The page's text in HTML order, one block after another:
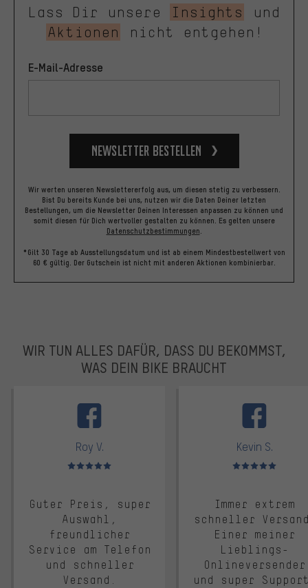
Lass Dir unsere Insights
und
Aktionen
nicht entgehen!
E-Mail-Adresse
Newsletter bestellen
Wir werten unseren Newslettererfolg aus, um diesen stetig zu verbessern.
Bist Du bereits Kunde bei uns, nutzen wir die Daten Deiner letzten
Bestellungen, um die Newsletter Deinen Interessen anpassen zu können und
somit diesen für Dich wertvoller gestalten zu können. Es gelten unsere
Datenschutzbestimmungen.
*Gilt 30 Tage ab Ausstellungsdatum und ist ab einem Mindestbestellwert von
60 € gültig. Der Gutschein ist nicht mit anderen Aktionen kombinierbar.
WIR TUN ALLES DAFÜR, DASS DU BEKOMMST,
WAS DEIN BIKE BRAUCHT
Roy V.
Bewertungen: 5 von 5
Guter Preis, super
Auswahl,
freundlicher
Service am Telefon
und schneller
Versand.
Kevin S.
Bewertungen: 5 von 5
Immer extrem
schneller
Einer meiner
Lieblings-
Onlineversender
und super